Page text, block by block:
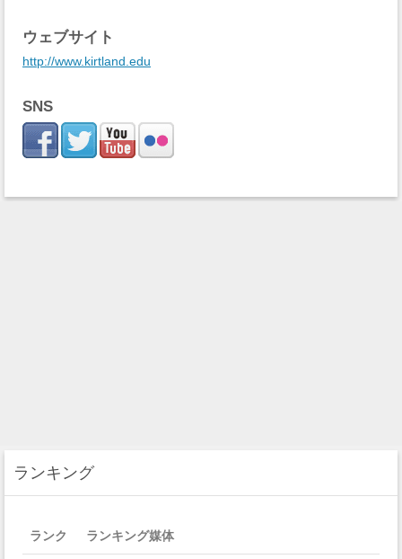
ウェブサイト
http://www.kirtland.edu
SNS
ランキング
ランク ランキング媒体